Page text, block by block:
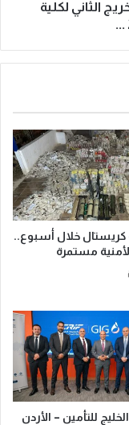
الثاني لكلية
كريستال خلال أسبوع..
مستمرة
للتأمين – الأردن